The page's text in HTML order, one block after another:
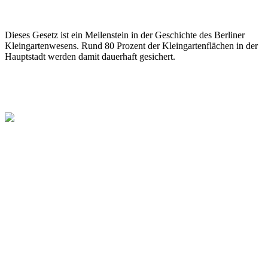
Dieses Gesetz ist ein Meilenstein in der Geschichte des Berliner
Kleingartenwesens. Rund 80 Prozent der Kleingartenflächen in der
Hauptstadt werden damit dauerhaft gesichert.